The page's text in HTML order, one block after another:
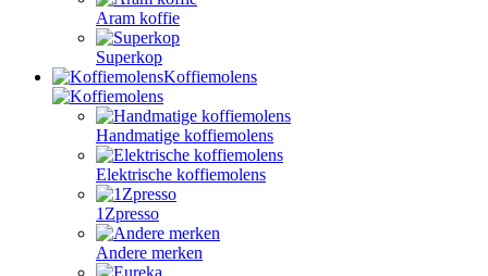
Aram koffie
Superkop
Koffiemolens
Handmatige koffiemolens
Elektrische koffiemolens
1Zpresso
Andere merken